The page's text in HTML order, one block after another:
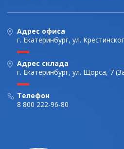
Адрес офиса
г. Екатеринбург, ул.
Адрес склада
г. Екатеринбург, ул. Щорса, 7
Телефон
8 800 222-96-80